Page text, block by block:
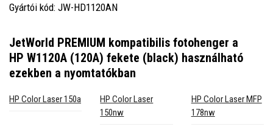
Gyártói kód: JW-HD1120AN
JetWorld PREMIUM kompatibilis fotohenger a
HP W1120A (120A) fekete (black) használható
ezekben a nyomtatókban
HP Color Laser 150a
HP Color Laser
150nw
HP Color Laser MFP
178nw